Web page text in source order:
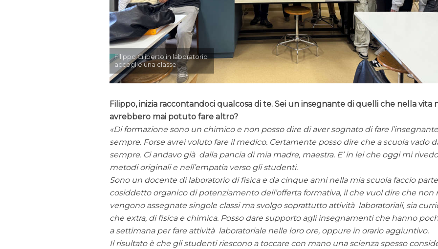
Filippo Ciliberto in laboratorio
accoglie una classe
Filippo, inizia raccontandoci qualcosa di te. Sei un insegnante di quelli che nella vita
avrebbero mai potuto fare altro?
Di formazione sono un chimico e non posso dire di aver sognato di fare
sempre. Forse avrei voluto fare il medico. Certamente posso dire che a scuola vado
sempre. Ci andavo già dalla pancia di mia madre, maestra. E’ in lei che oggi mi
metodi originali e nell’empatia verso gli studenti.
Sono un docente di laboratorio di fisica e da cinque anni nella mia scuola faccio
cosiddetto organico di potenziamento dell’offerta formativa, il che vuol dire che non
vengono assegnate singole classi ma svolgo soprattutto attività laboratoriali, sia
che extra, di fisica e chimica. Posso dare supporto agli insegnamenti che hanno
a settimana per fare attività laboratoriale nelle loro ore, oppure in orario aggiuntivo.
Il risultato è che gli studenti riescono a toccare con mano una scienza spesso